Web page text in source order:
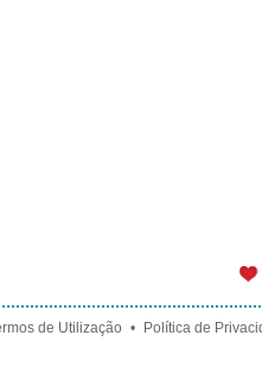
de Utilização • Política de